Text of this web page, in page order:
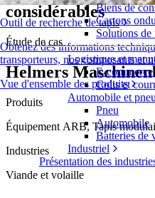
Outil de recherche de tapis
Obtenez des informations
transporteurs, nos composants et
Vue d'ensemble des produits
Biens de
Cartons
Solutions de
Logistique et
E-
Colis et
Automobile et
Pneu
Automobile
Batteries de
Industriel
Présentation des
considérables
Étude de cas
Helmers
Produits
Équipement ARB, Tapis
Industries
Viande et volaille